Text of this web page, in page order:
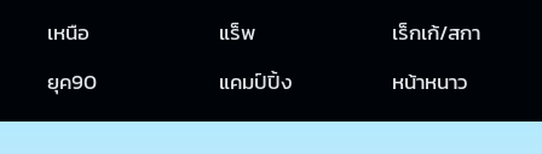
เหนือ
แร็พ
เร็กเก้/สกา
ยุค90
แคมป์ปิ้ง หน้าหนาว